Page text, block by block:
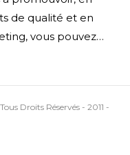
de qualité et en
vous pouvez…
Droits Réservés - 2011 -